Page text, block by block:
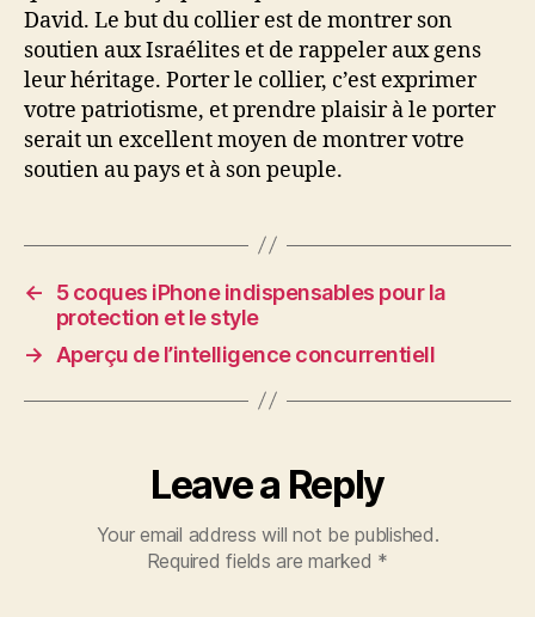
David. Le but du collier est de montrer son
soutien aux Israélites et de rappeler aux gens
leur héritage. Porter le collier, c’est exprimer
votre patriotisme, et prendre plaisir à le porter
serait un excellent moyen de montrer votre
soutien au pays et à son peuple.
←
5 coques iPhone indispensables pour la
protection et le style
→
Aperçu de l’intelligence concurrentiell
Leave a Reply
Your email address will not be published.
Required fields are marked *